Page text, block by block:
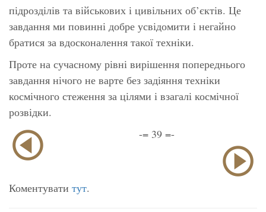
підрозділів та військових і цивільних об’єктів. Це
завдання ми повинні добре усвідомити і негайно
братися за вдосконалення такої техніки.
Проте на сучасному рівні вирішення попереднього
завдання нічого не варте без задіяння техніки
космічного стеження за цілями і взагалі космічної
розвідки.
-= 39 =-
Коментувати тут.